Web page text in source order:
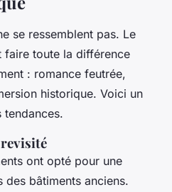
se ressemblent pas. Le
faire toute la différence
: romance feutrée,
historique. Voici un
tendances.
revisité
ont opté pour une
des bâtiments anciens.